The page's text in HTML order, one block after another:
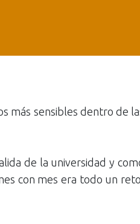
más sensibles dentro de
de la universidad y
con mes era todo un reto,